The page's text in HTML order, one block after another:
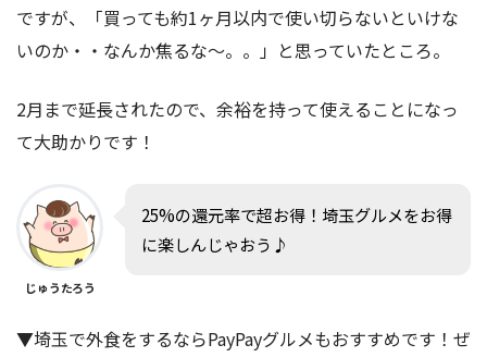
ですが、「買っても約1ヶ月以内で使い切らないといけな
いのか・・なんか焦るな〜。。」と思っていたところ。
2月まで延長されたので、余裕を持って使えることになっ
て大助かりです！
じゅうたろう
25%の還元率で超お得！埼玉グルメをお得
に楽しんじゃおう♪
▼埼玉で外食をするならPayPayグルメもおすすめです！ぜ